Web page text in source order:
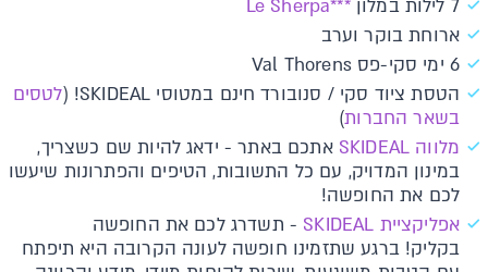
7 לילות במלון
***Le Sherpa
ארוחת בוקר וערב
6 ימי סקי-פס Val Thorens
הטסת ציוד סקי / סנובורד חינם במטוסי SKIDEAL! (
לטסים
בשאר החברות)
מלווה SKIDEAL
אתכם באתר - ידאג להיות שם כשצריך,
במינון המדויק, עם כל התשובות, הטיפים והפתרונות שיעשו
לכם את החופשה!
אפליקציית SKIDEAL
- תשדרג לכם את החופשה
בקליק! ברגע שתזמינו חופשה לעונה הקרובה היא תיפתח